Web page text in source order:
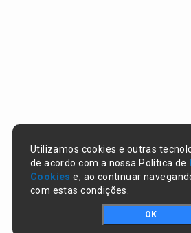
Utilizamos cookies e outras
de acordo com a nossa Política de
Cookies e, ao continuar
com estas condições.
OK